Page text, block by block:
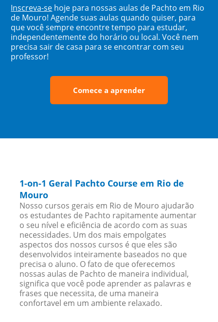
Inscreva-se hoje para nossas aulas de Pachto em Rio
de Mouro! Agende suas aulas quando quiser, para
que você sempre encontre tempo para estudar,
independentemente do horário ou local. Você nem
precisa sair de casa para se encontrar com seu
professor!
Comece a aprender
1-on-1 Geral Pachto Course em Rio de
Mouro
Nosso cursos gerais em Rio de Mouro ajudarão
os estudantes de Pachto rapitamente aumentar
o seu nível e eficiência de acordo com as suas
necessidades. Um dos mais empolgates
aspectos dos nossos cursos é que eles são
desenvolvidos inteiramente baseados no que
precisa o aluno. O fato de que oferecemos
nossas aulas de Pachto de maneira individual,
significa que você pode aprender as palavras e
frases que necessita, de uma maneira
confortavel em um ambiente relaxado.